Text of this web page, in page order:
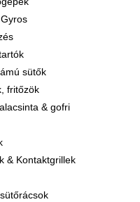
sütők
fritőzök
& gofri
& Kontaktgrillek